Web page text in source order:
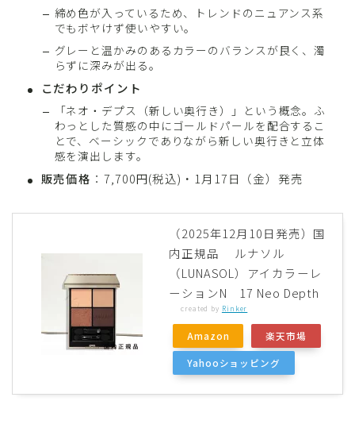
締め色が入っているため、トレンドのニュアンス系
でもボヤけず使いやすい。
グレーと温かみのあるカラーのバランスが良く、濁
らずに深みが出る。
こだわりポイント
「ネオ・デプス（新しい奥行き）」という概念。ふ
わっとした質感の中にゴールドパールを配合するこ
とで、ベーシックでありながら新しい奥行きと立体
感を演出します。
販売価格 ：7,700円(税込)・1月17日（金）発売
（2025年12月10日発売）国
内正規品 ルナソル
（LUNASOL）アイカラーレ
ーションN 17 Neo Depth
created by Rinker
Amazon 楽天市場
Yahooショッピング